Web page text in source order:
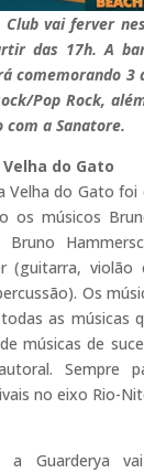
Club vai ferver
das 17h. A
comemorando 3
Pop Rock,
com a Sanatore.
do Gato
Velha do Gato foi
os músicos
(guitarra, violão
Os
as músicas
músicas de
Sempre
no eixo Rio-
a Guarderya